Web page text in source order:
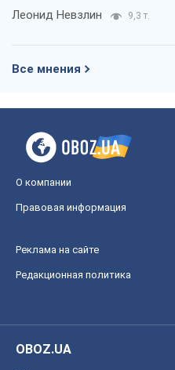
Леонид Невзлин 9,3 т.
Все мнения
О компании
Правовая информация
Реклама на сайте
Редакционная политика
OBOZ.UA